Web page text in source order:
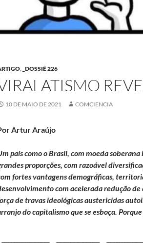
, _DOSSIÊ 226
10 DE MAIO DE 2021 COMCIENCIA
Artur Araújo
país como o Brasil, com moeda
proporções, com razoável
fortes vantagens demográficas,
com acelerada redução
de travas ideológicas austericidas
do capitalismo que se esboça.